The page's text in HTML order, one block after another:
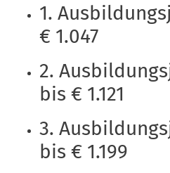
1.
€ 1.047
2.
bis € 1.121
3.
bis € 1.199